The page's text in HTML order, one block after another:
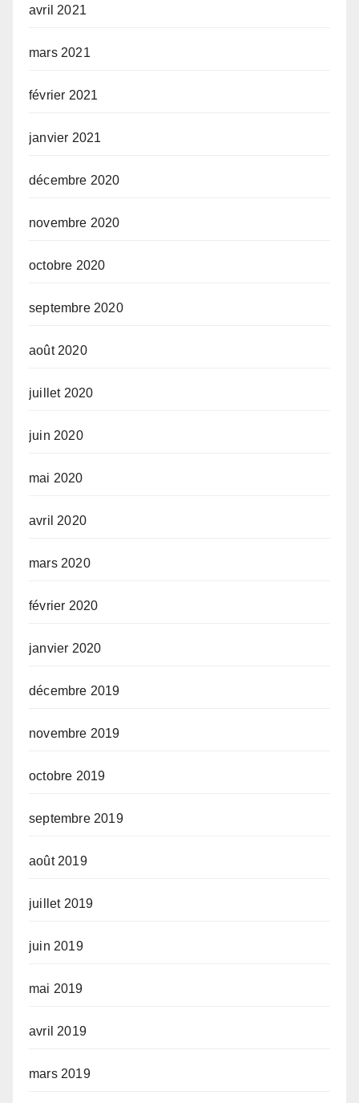
avril 2021
mars 2021
février 2021
janvier 2021
décembre 2020
novembre 2020
octobre 2020
septembre 2020
août 2020
juillet 2020
juin 2020
mai 2020
avril 2020
mars 2020
février 2020
janvier 2020
décembre 2019
novembre 2019
octobre 2019
septembre 2019
août 2019
juillet 2019
juin 2019
mai 2019
avril 2019
mars 2019